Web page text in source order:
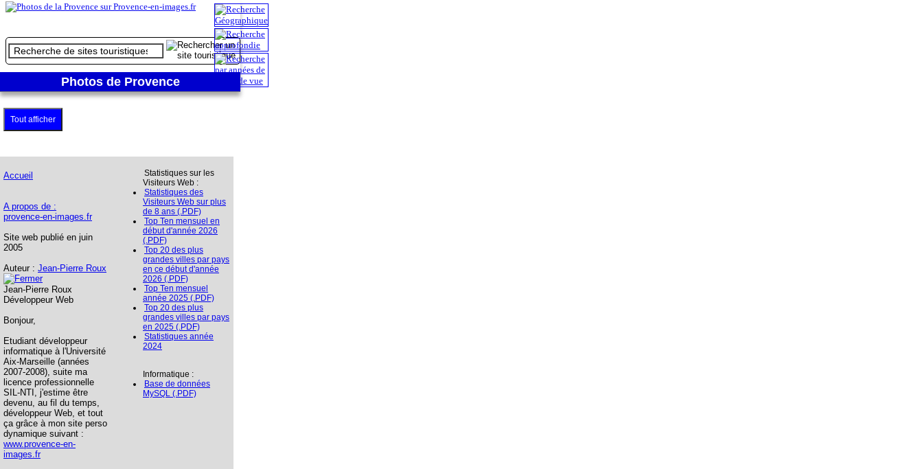
Photos de Provence
Tout afficher
Accueil
A propos de :
provence-en-images.fr
Site web publié en juin
2005
Auteur : Jean-Pierre Roux
Jean-Pierre Roux
Développeur Web
Bonjour,
Etudiant développeur
informatique à l'Université
Aix-Marseille (années
2007-2008), suite ma
licence professionnelle
SIL-NTI, j'estime être
devenu, au fil du temps,
développeur Web, et tout
ça grâce à mon site perso
dynamique suivant :
www.provence-en-
images.fr
Statistiques sur les
Visiteurs Web :
Statistiques des
Visiteurs Web sur plus
de 8 ans (.PDF)
Top Ten mensuel en
début d'année 2026
(.PDF)
Top 20 des plus
grandes villes par pays
en ce début d'année
2026 (.PDF)
Top Ten mensuel
année 2025 (.PDF)
Top 20 des plus
grandes villes par pays
en 2025 (.PDF)
Statistiques année
2024
Informatique :
Base de données
MySQL (.PDF)